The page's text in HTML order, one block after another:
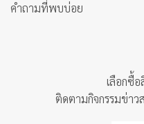
คำถามที่พบบ่อย
เลือกซื้
ติดตามกิจกรรมข่า